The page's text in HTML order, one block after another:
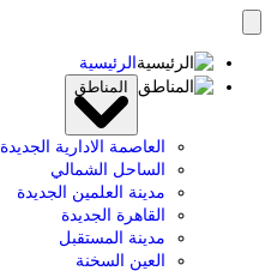
الرئيسية
المناطق
العاصمة الادارية الجديدة
الساحل الشمالي
مدينة العلمين الجديدة
القاهرة الجديدة
مدينة المستقبل
العين السخنة